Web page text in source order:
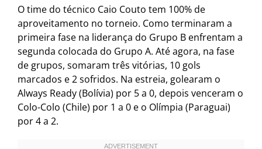
O time do técnico Caio Couto tem 100% de
aproveitamento no torneio. Como terminaram a
primeira fase na liderança do Grupo B enfrentam a
segunda colocada do Grupo A. Até agora, na fase
de grupos, somaram três vitórias, 10 gols
marcados e 2 sofridos. Na estreia, golearam o
Always Ready (Bolívia) por 5 a 0, depois venceram o
Colo-Colo (Chile) por 1 a 0 e o Olímpia (Paraguai)
por 4 a 2.